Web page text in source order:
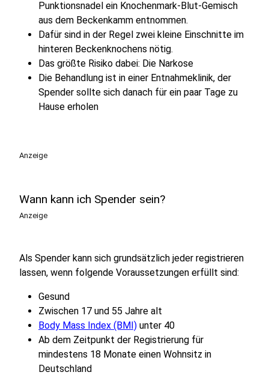
Punktionsnadel ein Knochenmark-Blut-Gemisch
aus dem Beckenkamm entnommen.
Dafür sind in der Regel zwei kleine Einschnitte im
hinteren Beckenknochens nötig.
Das größte Risiko dabei: Die Narkose
Die Behandlung ist in einer Entnahmeklinik, der
Spender sollte sich danach für ein paar Tage zu
Hause erholen
Anzeige
Wann kann ich Spender sein?
Anzeige
Als Spender kann sich grundsätzlich jeder registrieren
lassen, wenn folgende Voraussetzungen erfüllt sind:
Gesund
Zwischen 17 und 55 Jahre alt
Body Mass Index (BMI) unter 40
Ab dem Zeitpunkt der Registrierung für
mindestens 18 Monate einen Wohnsitz in
Deutschland